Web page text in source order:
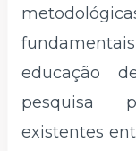
educação
pesquisa
existentes